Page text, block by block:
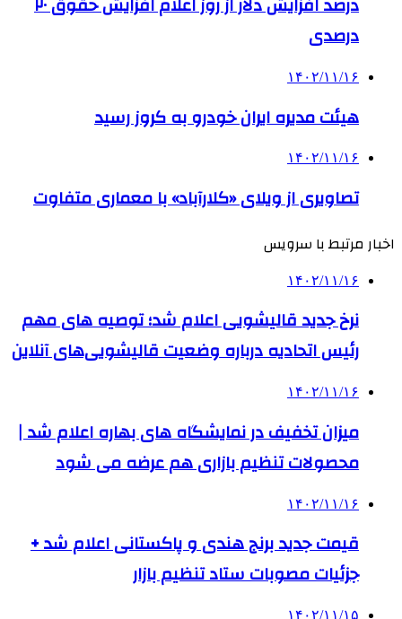
درصدی
۱۴۰۲/۱۱/۱۶
هیئت مدیره ایران خودرو به کروز رسید
۱۴۰۲/۱۱/۱۶
تصاویری از ویلای «کلارآباد» با معماری متفاوت
اخبار مرتبط با سرویس
۱۴۰۲/۱۱/۱۶
نرخ جدید قالیشویی اعلام شد؛ توصیه های مهم
رئیس اتحادیه درباره وضعیت قالیشویی‌های آنلاین
۱۴۰۲/۱۱/۱۶
میزان تخفیف در نمایشگاه‌ های بهاره اعلام شد |
محصولات تنظیم بازاری هم عرضه می شود
۱۴۰۲/۱۱/۱۶
قیمت جدید برنج هندی و پاکستانی اعلام شد +
جزئیات مصوبات ستاد تنظیم بازار
۱۴۰۲/۱۱/۱۵